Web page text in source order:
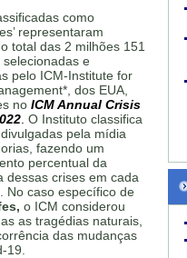
como
representaram
total das 2 milhões 151
selecionadas e
pelo ICM-Institute for
dos EUA,
no ICM Annual Crisis
O Instituto classifica
pela mídia
fazendo um
percentual da
dessas crises em cada
No caso específico de
o ICM considerou
as tragédias naturais,
das mudanças
19.